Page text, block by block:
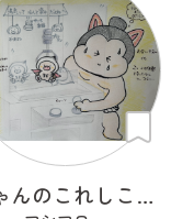
にゃんのこれしこ ある日の夢 Ｎo.1